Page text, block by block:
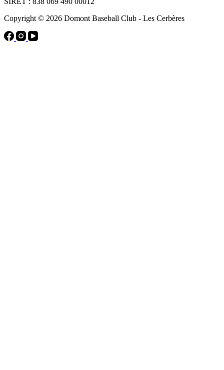
Copyright © 2026 Domont Baseball Club - Les Cerbères